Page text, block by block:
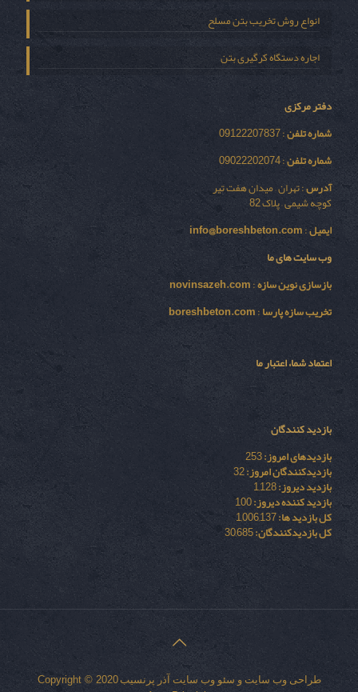
انواع روش تخریب بتن مسلح
اجاره دستگاه کرگیری بتن
دفتر مرکزی
شماره تلفن: 09122207837
شماره تلفن: 09022202074
آدرس: تهران – میدان هفت تیر
کوچه شیمی – پلاک 82
ایمیل:
info@boreshbeton.com
وب سایت های ما
بازسازی نوين سازه:
novinsazeh.com
تخریب سازه پارسا:
boreshbeton.com
اعتماد شما، اعتبار ما
بازدید کنندگان
بازدیدهای امروز:253
بازدیدکنندگان امروز:32
بازدید دیروز:1,128
بازدید کننده دیروز:100
کل بازدید ها:1,006,137
کل بازدیدکنند‌گان:30,685
طراحی وب سایت و سئو وب سایت آذر پرنسیب Copyright © 2020